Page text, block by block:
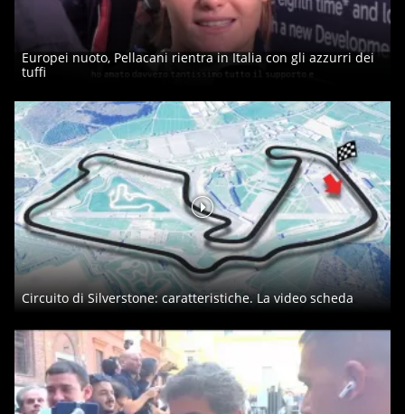
Europei nuoto, Pellacani rientra in Italia con gli azzurri dei
tuffi
Circuito di Silverstone: caratteristiche. La video scheda